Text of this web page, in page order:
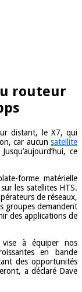
routeur
distant, le X7, qui
car aucun satellite
ce
forme matérielle
les satellites HTS.
de réseaux,
groupes demandent
des applications de
à équiper nos
en bande
des opportunités
a déclaré Dave